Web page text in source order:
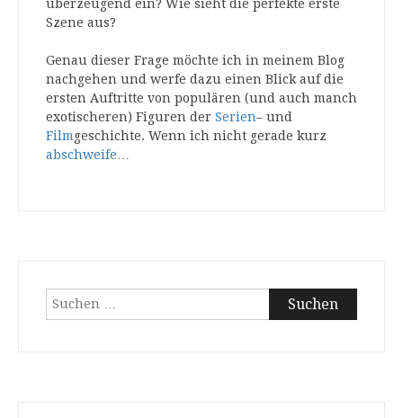
überzeugend ein? Wie sieht die perfekte erste
Szene aus?
Genau dieser Frage möchte ich in meinem Blog
nachgehen und werfe dazu einen Blick auf die
ersten Auftritte von populären (und auch manch
exotischeren) Figuren der Serien– und
Filmgeschichte. Wenn ich nicht gerade kurz
abschweife…
Suchen
nach: